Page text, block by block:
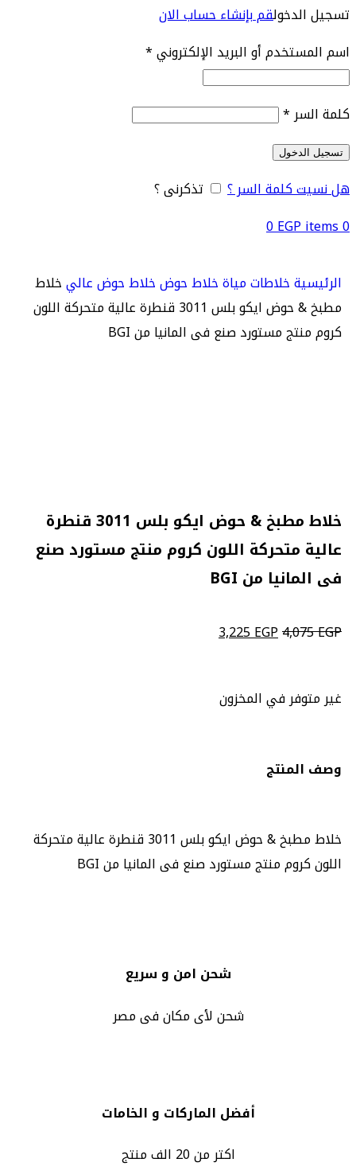
تسجيل الدخولقم بإنشاء حساب الان
اسم المستخدم أو البريد الإلكتروني*
كلمة السر*
تسجيل الدخول
هل نسيت كلمة السر ؟
تذكرنى ؟
0
items
0EGP
الرئيسيةخلاطات مياةخلاط حوضخلاط حوض عاليخلاط
مطبخ & حوض ايكو بلس 3011 قنطرة عالية متحركة اللون
كروم منتج مستورد صنع فى المانيا من BGI
خلاط مطبخ & حوض ايكو بلس 3011 قنطرة
عالية متحركة اللون كروم منتج مستورد صنع
فى المانيا من BGI
4,075EGP
3,225EGP
غير متوفر في المخزون
وصف المنتج
خلاط مطبخ & حوض ايكو بلس 3011 قنطرة عالية متحركة
اللون كروم منتج مستورد صنع فى المانيا من BGI
شحن امن و سريع
شحن لأى مكان فى مصر
أفضل الماركات و الخامات
اكتر من 20 الف منتج